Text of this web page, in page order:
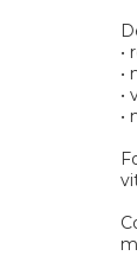
•
•
•
•